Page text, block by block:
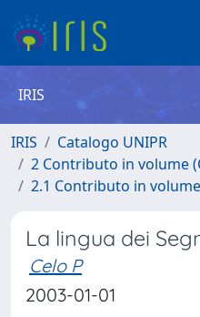
IRIS
IRIS
Catalogo UNIPR
2 Contributo in volume
2.1 Contributo in
La lingua dei
Celo P
2003-01-01